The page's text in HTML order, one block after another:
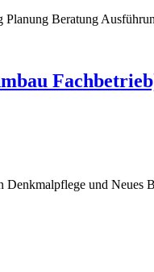
Beratung
Denkmalpflege und Neues